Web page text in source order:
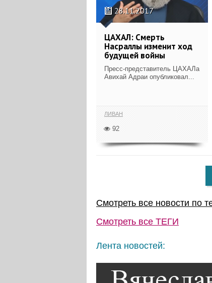
28.11.2017
ЦАХАЛ: Смерть
Насраллы изменит ход
будущей войны
Пресс-представитель ЦАХАЛа
Авихай Адраи опубликовал...
ЛИВАН
92
Смотреть все новости по
Смотреть все ТЕГИ
Лента новостей: